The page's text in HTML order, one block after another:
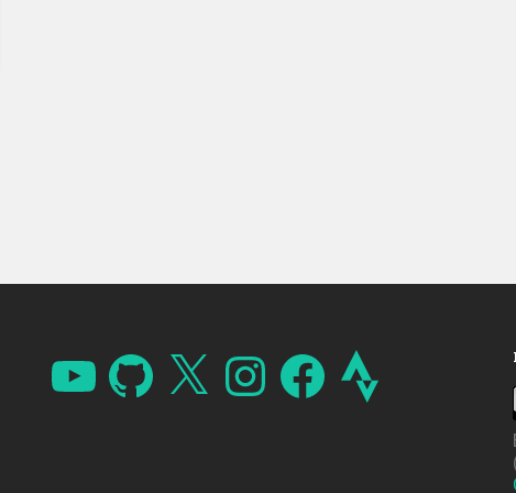
YouTubeGitHub X InstagramFacebookStrava